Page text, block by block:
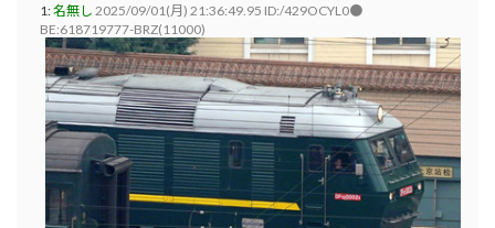
1:名無し 2025/09/01(月) 21:36:49.95 ID:/429OCYL0●
BE:618719777-BRZ(11000)